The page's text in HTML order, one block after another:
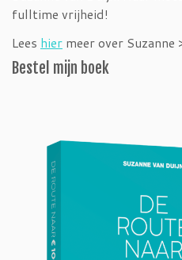
fulltime vrijheid!
Lees hier meer over Suzanne
Bestel mijn boek